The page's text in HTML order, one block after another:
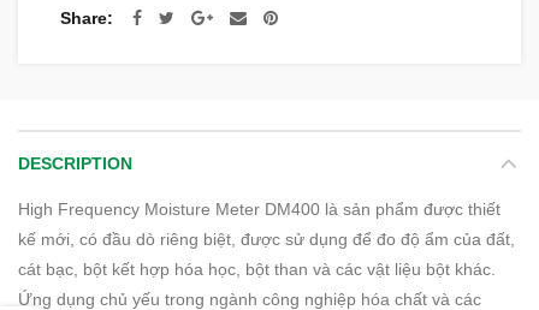
Share
DESCRIPTION
High Frequency Moisture Meter DM400 là sản phẩm được thiết
kế mới, có đầu dò riêng biệt, được sử dụng để đo độ ẩm của đất,
cát bạc, bột kết hợp hóa học, bột than và các vật liệu bột khác.
Ứng dụng chủ yếu trong ngành công nghiệp hóa chất và các